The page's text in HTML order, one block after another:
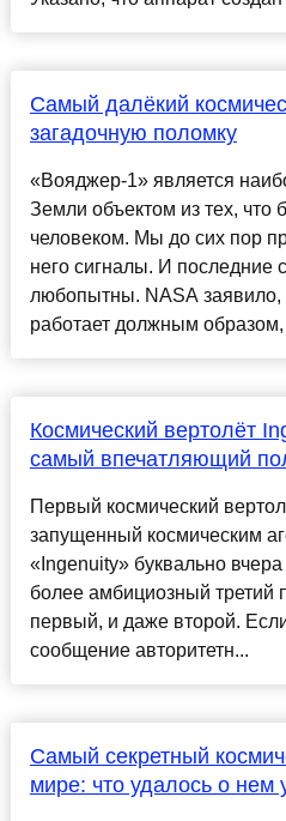
Самый далёкий
загадочную поломку
«Вояджер-1» является
Земли объектом из тех, что
человеком. Мы до сих пор
него сигналы. И последние
любопытны. NASA заявило,
работает должным образом,
Космический вертолёт
самый впечатляющий
Первый космический
запущенный космическим
«Ingenuity» буквально
более амбициозный третий
первый, и даже второй.
сообщение авторитетн...
Самый секретный
мире: что удалось о нем